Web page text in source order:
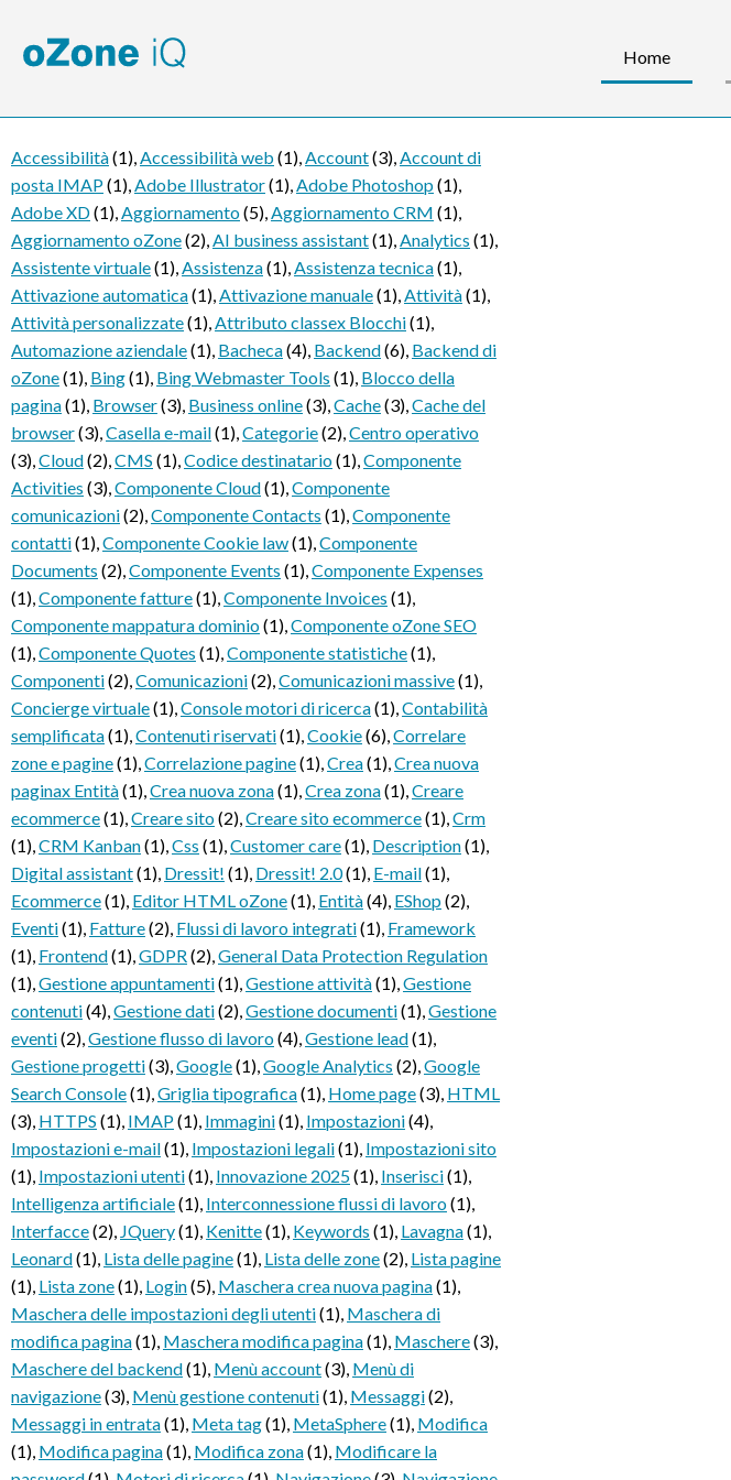
Home
Accessibilità(1),Accessibilità web (1),Account(3),Account di
posta IMAP(1),Adobe Illustrator(1),Adobe Photoshop(1),
Adobe XD(1),Aggiornamento(5),Aggiornamento CRM (1),
Aggiornamento oZone(2),AI business assistant(1),Analytics (1),
Assistente virtuale(1),Assistenza(1),Assistenza tecnica(1),
Attivazione automatica(1),Attivazione manuale(1),Attività(1),
Attività personalizzate(1),Attributo classex Blocchi(1),
Automazione aziendale(1), Bacheca(4), Backend(6), Backend di
oZone(1), Bing(1), Bing Webmaster Tools (1), Blocco della
pagina(1), Browser(3), Business online(3),Cache(3),Cache del
browser(3),Casella e-mail(1),Categorie(2),Centro operativo
(3),Cloud(2),CMS (1),Codice destinatario(1),Componente
Activities (3),Componente Cloud(1),Componente
comunicazioni(2),Componente Contacts (1),Componente
contatti(1),Componente Cookie law(1),Componente
Documents (2),Componente Events (1),Componente Expenses
(1),Componente fatture(1),Componente Invoices (1),
Componente mappatura dominio(1),Componente oZone SEO
(1),Componente Quotes (1),Componente statistiche(1),
Componenti(2),Comunicazioni(2),Comunicazioni massive(1),
Concierge virtuale(1),Console motori di ricerca(1),Contabilità
semplificata(1),Contenuti riservati(1),Cookie(6),Correlare
zone e pagine(1),Correlazione pagine(1),Crea(1),Crea nuova
paginax Entità(1),Crea nuova zona(1),Crea zona(1),Creare
ecommerce(1),Creare sito(2),Creare sito ecommerce(1),Crm
(1),CRM Kanban(1),Css (1),Customer care(1), Description(1),
Digital assistant(1), Dressit! (1), Dressit! 2.0(1), E-mail(1),
Ecommerce(1), Editor HTML oZone(1), Entità(4), EShop(2),
Eventi(1), Fatture(2), Flussi di lavoro integrati(1), Framework
(1), Frontend(1),GDPR(2),General Data Protection Regulation
(1),Gestione appuntamenti(1),Gestione attività(1),Gestione
contenuti(4),Gestione dati(2),Gestione documenti(1),Gestione
eventi(2),Gestione flusso di lavoro(4),Gestione lead(1),
Gestione progetti(3),Google(1),Google Analytics (2),Google
Search Console(1),Griglia tipografica(1), Home page(3), HTML
(3), HTTPS (1), IMAP(1), Immagini(1), Impostazioni(4),
Impostazioni e-mail(1), Impostazioni legali(1), Impostazioni sito
(1), Impostazioni utenti(1), Innovazione 2025(1), Inserisci(1),
Intelligenza artificiale(1), Interconnessione flussi di lavoro(1),
Interfacce(2), JQuery(1), Kenitte(1), Keywords (1), Lavagna(1),
Leonard(1), Lista delle pagine(1), Lista delle zone(2), Lista pagine
(1), Lista zone(1), Login(5), Maschera crea nuova pagina(1),
Maschera delle impostazioni degli utenti(1), Maschera di
modifica pagina(1), Maschera modifica pagina(1), Maschere(3),
Maschere del backend(1), Menù account(3), Menù di
navigazione(3), Menù gestione contenuti(1), Messaggi(2),
Messaggi in entrata(1), Meta tag(1), MetaSphere(1), Modifica
(1), Modifica pagina(1), Modifica zona(1), Modificare la